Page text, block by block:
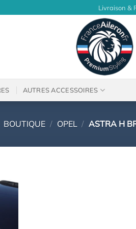
Livraison &
AUTRES ACCESSOIRES
BOUTIQUE / OPEL / ASTRA H